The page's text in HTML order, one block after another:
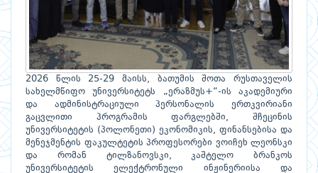
2026 წლის 25-29 მაისს, ბათუმის შოთა რუსთაველის
სახელმწიფო უნივერსიტეტს „ერაზმუს+“-ის აკადემიური
და ადმინისტრაციული პერსონალის ერთკვირიანი
გაცვლითი პროგრამის ფარგლებში, შჩეცინის
უნივერსიტეტის (პოლონეთი) ეკონომიკის, ფინანსებისა და
მენეჯმენტის ფაკულტეტის პროფესორები ვოიჩეხ ლეონსკი
და რომან ტილზანოვსკი, კაშტელო ბრანკოს
უნივერსიტეტის ელექტრონული ინჟინერიისა და